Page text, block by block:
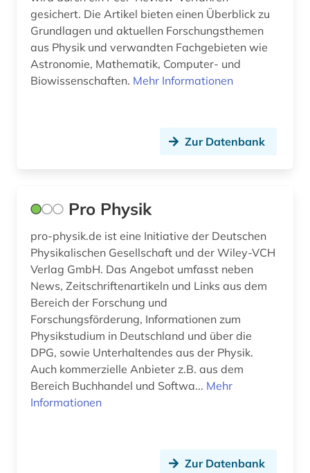
gesichert. Die Artikel bieten einen Überblick zu
Grundlagen und aktuellen Forschungsthemen
aus Physik und verwandten Fachgebieten wie
Astronomie, Mathematik, Computer- und
Biowissenschaften. Mehr Informationen
Zur Datenbank
Pro Physik
pro-physik.de ist eine Initiative der Deutschen
Physikalischen Gesellschaft und der Wiley-VCH
Verlag GmbH. Das Angebot umfasst neben
News, Zeitschriftenartikeln und Links aus dem
Bereich der Forschung und
Forschungsförderung, Informationen zum
Physikstudium in Deutschland und über die
DPG, sowie Unterhaltendes aus der Physik.
Auch kommerzielle Anbieter z.B. aus dem
Bereich Buchhandel und Softwa... Mehr
Informationen
Zur Datenbank